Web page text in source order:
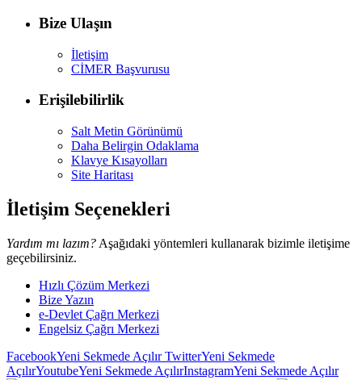
Bize Ulaşın
İletişim
CİMER Başvurusu
Erişilebilirlik
Salt Metin Görünümü
Daha Belirgin Odaklama
Klavye Kısayolları
Site Haritası
İletişim Seçenekleri
Yardım mı lazım? Aşağıdaki yöntemleri kullanarak bizimle iletişime
geçebilirsiniz.
Hızlı Çözüm Merkezi
Bize Yazın
e-Devlet Çağrı Merkezi
Engelsiz Çağrı Merkezi
FacebookYeni Sekmede AçılırTwitterYeni Sekmede
AçılırYoutubeYeni Sekmede AçılırInstagramYeni Sekmede Açılır